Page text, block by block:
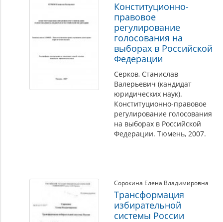
Конституционно-
правовое
регулирование
голосования на
выборах в Российской
Федерации
Серков, Станислав
Валерьевич (кандидат
юридических наук).
Конституционно-правовое
регулирование голосования
на выборах в Российской
Федерации. Тюмень, 2007.
Сорокина Елена Владимировна
Трансформация
избирательной
системы России